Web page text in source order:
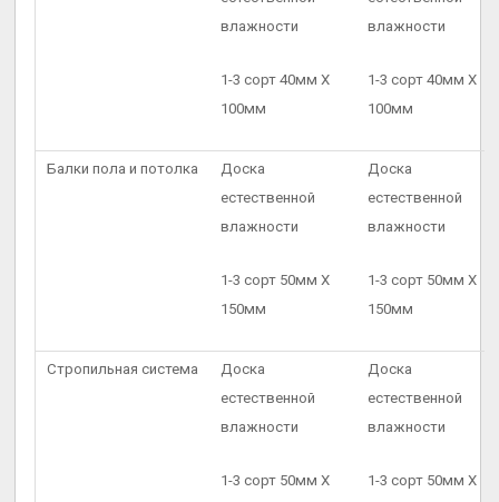
влажности
1-3 сорт 40мм X
100мм
влажности
1-3 сорт 40мм X
100мм
Балки пола и потолка
Доска
естественной
влажности
1-3 сорт 50мм X
150мм
Доска
естественной
влажности
1-3 сорт 50мм X
150мм
Стропильная система
Доска
естественной
влажности
1-3 сорт 50мм X
Доска
естественной
влажности
1-3 сорт 50мм X